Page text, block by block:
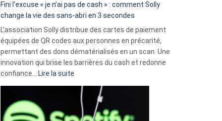
Fini l’excuse « je n’ai pas de cash » : comment Solly
change la vie des sans-abri en 3 secondes
L’association Solly distribue des cartes de paiement
équipées de QR codes aux personnes en précarité,
permettant des dons dématérialisés en un scan. Une
innovation qui brise les barrières du cash et redonne
confiance…
Lire la suite
l’excuse
je